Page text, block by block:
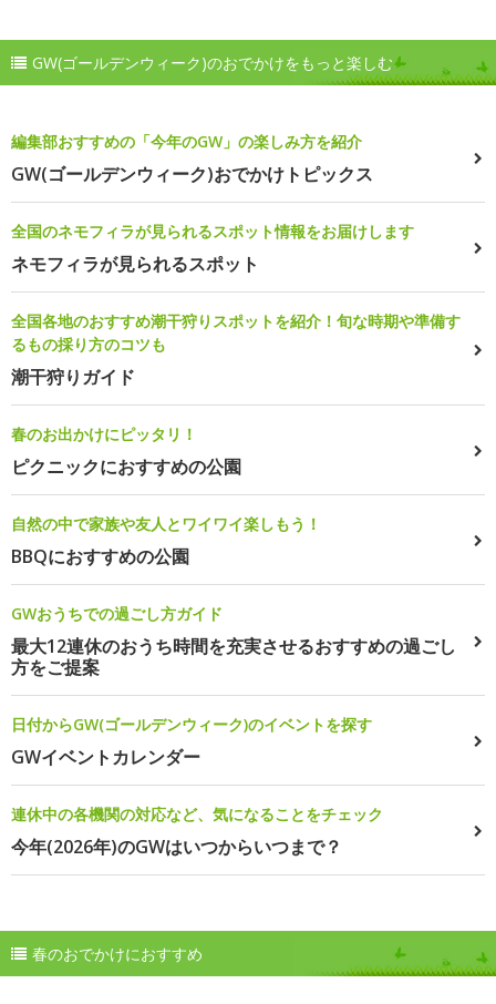
GW(ゴールデンウィーク)のおでかけをもっと楽しむ
編集部おすすめの「今年のGW」の楽しみ方を紹介
GW(ゴールデンウィーク)おでかけトピックス
全国のネモフィラが見られるスポット情報をお届けします
ネモフィラが見られるスポット
全国各地のおすすめ潮干狩りスポットを紹介！旬な時期や準備す
るもの採り方のコツも
潮干狩りガイド
春のお出かけにピッタリ！
ピクニックにおすすめの公園
自然の中で家族や友人とワイワイ楽しもう！
BBQにおすすめの公園
GWおうちでの過ごし方ガイド
最大12連休のおうち時間を充実させるおすすめの過ごし
方をご提案
日付からGW(ゴールデンウィーク)のイベントを探す
GWイベントカレンダー
連休中の各機関の対応など、気になることをチェック
今年(2026年)のGWはいつからいつまで？
春のおでかけにおすすめ